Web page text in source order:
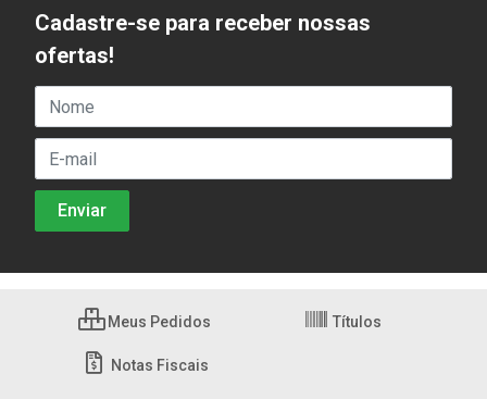
Cadastre-se para receber nossas
ofertas!
Meus Pedidos Títulos
Notas Fiscais